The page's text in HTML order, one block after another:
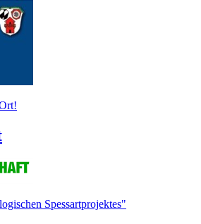
Spessartprojektes"